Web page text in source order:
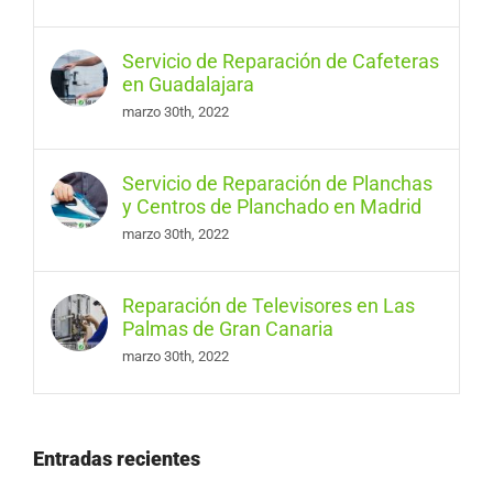
Servicio de Reparación de Cafeteras
en Guadalajara
marzo 30th, 2022
Servicio de Reparación de Planchas
y Centros de Planchado en Madrid
marzo 30th, 2022
Reparación de Televisores en Las
Palmas de Gran Canaria
marzo 30th, 2022
Entradas recientes